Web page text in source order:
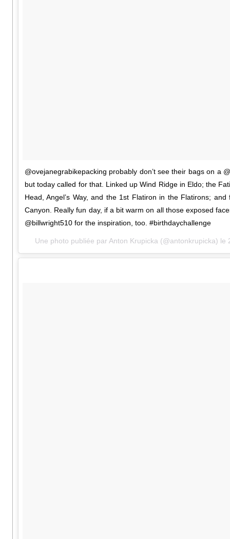
@ovejanegrabikepacking probably don’t see their bags on a
but today called for that. Linked up Wind Ridge in Eldo; the
Head, Angel’s Way, and the 1st Flatiron in the Flatirons;
Canyon. Really fun day, if a bit warm on all those exposed
@billwright510 for the inspiration, too. #birthdaychallenge
Une photo publiée par Anton Krupicka (@antonkrupicka) le